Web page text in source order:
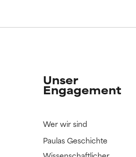
Unser
Engagement
Wer wir sind
Paulas Geschichte